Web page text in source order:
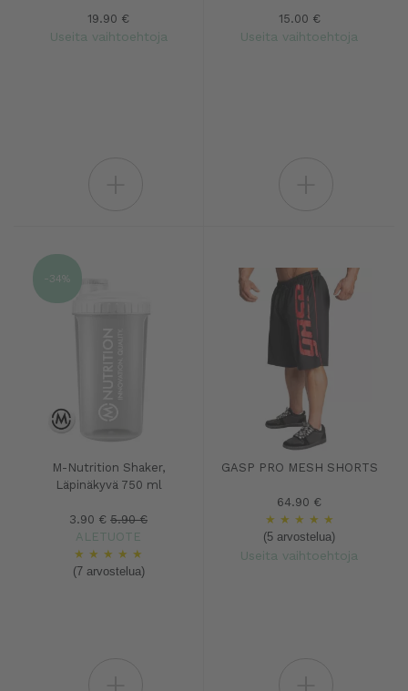
19.90 €
Useita vaihtoehtoja
15.00 €
Useita vaihtoehtoja
M-Nutrition Shaker,
Läpinäkyvä 750 ml
3.90 € 5.90 €
ALETUOTE
★ ★ ★ ★ ★
(7 arvostelua)
-34%
GASP PRO MESH SHORTS
64.90 €
★ ★ ★ ★ ★
(5 arvostelua)
Useita vaihtoehtoja